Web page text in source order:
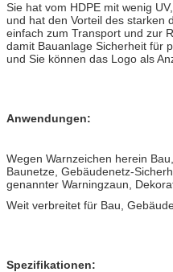
Sie hat vom HDPE mit wenig
und hat den Vorteil des starken
einfach zum Transport und zur
damit Bauanlage Sicherheit für
und Sie können das Logo als
Anwendungen:
Wegen Warnzeichen herein
Baunetze, Gebäudenetz-
genannter Warningzaun,
Weit verbreitet für Bau,
Spezifikationen: